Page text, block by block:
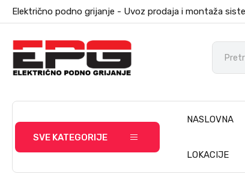
Električno podno grijanje - Uvoz prodaja i montaža
SVE KATEGORIJE
NASLOVNA
LOKACIJE